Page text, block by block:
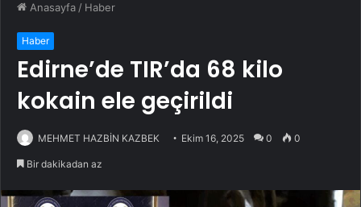
Anasayfa / Haber
Haber
Edirne’de TIR’da 68 kilo
kokain ele geçirildi
MEHMET HAZBİN KAZBEK Ekim 16, 2025 0 0
Bir dakikadan az